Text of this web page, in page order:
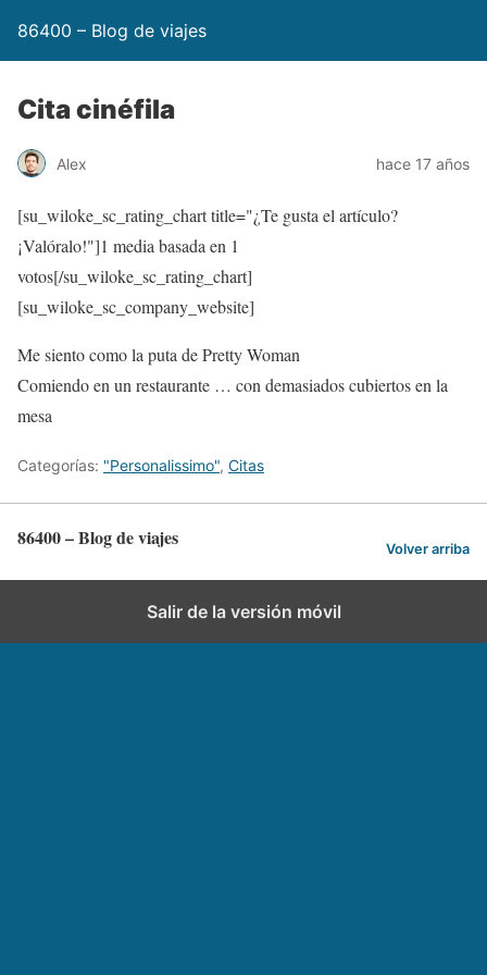
86400 – Blog de viajes
Cita cinéfila
Alex hace 17 años
[su_wiloke_sc_rating_chart title="¿Te gusta el artículo?
¡Valóralo!"]1 media basada en 1
votos[/su_wiloke_sc_rating_chart]
[su_wiloke_sc_company_website]
Me siento como la puta de Pretty Woman
Comiendo en un restaurante … con demasiados cubiertos en la
mesa
Categorías: "Personalissimo", Citas
86400 – Blog de viajes Volver arriba
Salir de la versión móvil